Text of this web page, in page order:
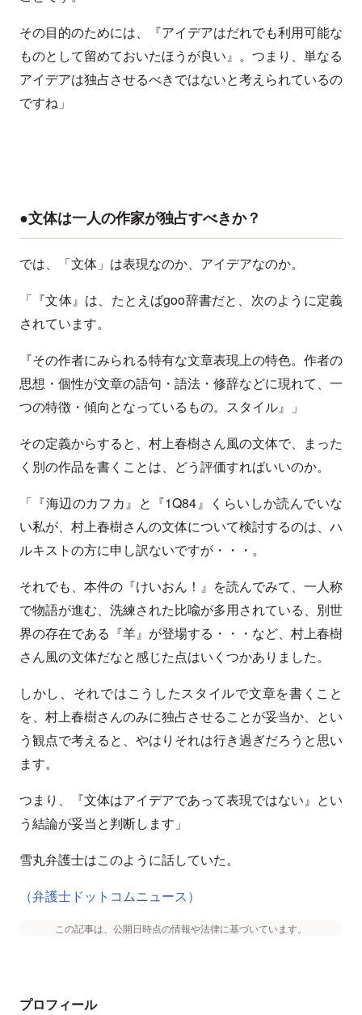
その目的のためには、『アイデアはだれでも利用可能な
ものとして留めておいたほうが良い』。つまり、単なる
アイデアは独占させるべきではないと考えられているの
ですね」
●文体は一人の作家が独占すべきか？
では、「文体」は表現なのか、アイデアなのか。
「『文体』は、たとえばgoo辞書だと、次のように定義
されています。
『その作者にみられる特有な文章表現上の特色。作者の
思想・個性が文章の語句・語法・修辞などに現れて、一
つの特徴・傾向となっているもの。スタイル』」
その定義からすると、村上春樹さん風の文体で、まった
く別の作品を書くことは、どう評価すればいいのか。
「『海辺のカフカ』と『1Q84』くらいしか読んでいな
い私が、村上春樹さんの文体について検討するのは、ハ
ルキストの方に申し訳ないですが・・・。
それでも、本件の『けいおん！』を読んでみて、一人称
で物語が進む、洗練された比喩が多用されている、別世
界の存在である『羊』が登場する・・・など、村上春樹
さん風の文体だなと感じた点はいくつかありました。
しかし、それではこうしたスタイルで文章を書くこと
を、村上春樹さんのみに独占させることが妥当か、とい
う観点で考えると、やはりそれは行き過ぎだろうと思い
ます。
つまり、『文体はアイデアであって表現ではない』とい
う結論が妥当と判断します」
雪丸弁護士はこのように話していた。
（弁護士ドットコムニュース）
この記事は、公開日時点の情報や法律に基づいています。
プロフィール